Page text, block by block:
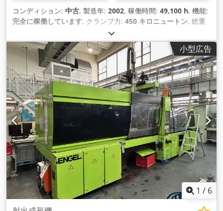
コンディション: 中古, 製造年: 2002, 稼働時間: 49,100 h, 機能:
完全に稼働しています, クランプ力: 450 キロニュートン, 総重
小型広告
1 / 6